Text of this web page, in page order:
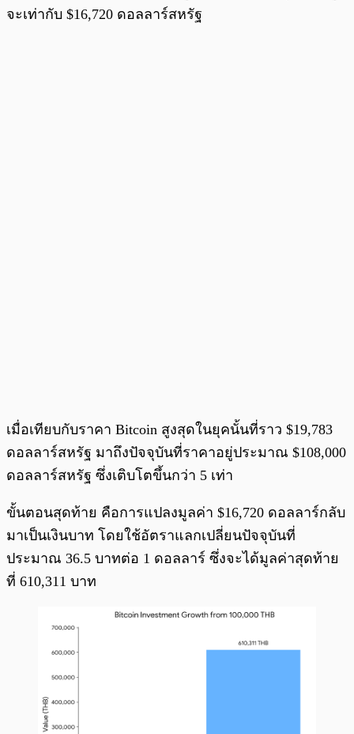
จะเท่ากับ $16,720 ดอลลาร์สหรัฐ
เมื่อเทียบกับราคา Bitcoin สูงสุดในยุคนั้นที่ราว $19,783
ดอลลาร์สหรัฐ มาถึงปัจจุบันที่ราคาอยู่ประมาณ $108,000
ดอลลาร์สหรัฐ ซึ่งเติบโตขึ้นกว่า 5 เท่า
ขั้นตอนสุดท้าย คือการแปลงมูลค่า $16,720 ดอลลาร์กลับ
มาเป็นเงินบาท โดยใช้อัตราแลกเปลี่ยนปัจจุบันที่
ประมาณ 36.5 บาทต่อ 1 ดอลลาร์ ซึ่งจะได้มูลค่าสุดท้าย
ที่ 610,311 บาท